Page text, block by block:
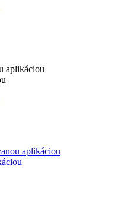
aplikáciou
aplikáciou